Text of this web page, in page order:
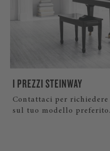
I PREZZI STEINWAY
Contattaci per
sul tuo modello preferito.